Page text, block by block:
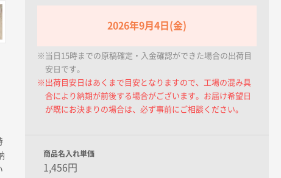
2026年9月4日(金)
※当日15時までの原稿確定・入金確認ができた場合の出荷目
安日です。
※出荷目安日はあくまで目安となりますので、工場の混み具
合により納期が前後する場合がございます。お届け希望日
が既にお決まりの場合は、必ず事前にご相談ください。
商品名入れ単価
1,456円